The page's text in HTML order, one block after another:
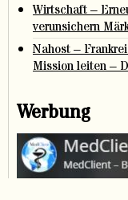
Wirtschaft –
verunsichern
Nahost –
Mission leiten –
Werbung